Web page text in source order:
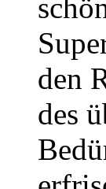
den
des